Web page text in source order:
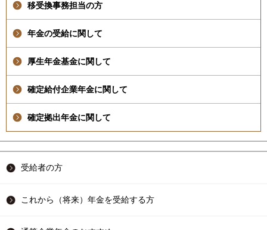
移受換事務担当の方
年金の受給に関して
厚生年金基金に関して
確定給付企業年金に関して
確定拠出年金に関して
受給者の方
これから（将来）年金を受給する方